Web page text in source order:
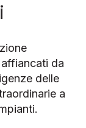
da
delle
a